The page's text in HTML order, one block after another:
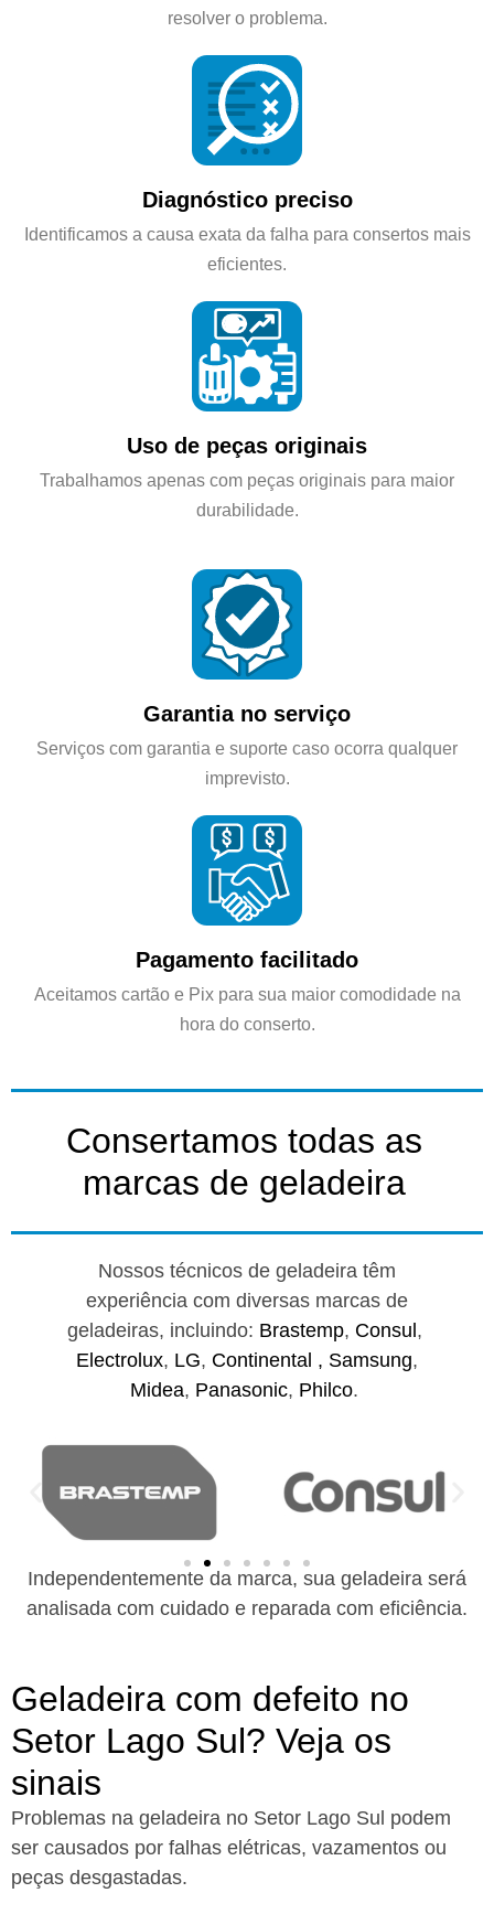
resolver o problema.
Diagnóstico preciso
Identificamos a causa exata da falha para consertos mais
eficientes.
Uso de peças originais
Trabalhamos apenas com peças originais para maior
durabilidade.
Garantia no serviço
Serviços com garantia e suporte caso ocorra qualquer
imprevisto.
Pagamento facilitado
Aceitamos cartão e Pix para sua maior comodidade na
hora do conserto.
Consertamos todas as
marcas de geladeira
Nossos técnicos de geladeira têm
experiência com diversas marcas de
geladeiras, incluindo: Brastemp, Consul ,
Electrolux, LG, Continental , Samsung,
Midea, Panasonic, Philco.
Independentemente da marca, sua geladeira será
analisada com cuidado e reparada com eficiência.
Geladeira com defeito no
Setor Lago Sul? Veja os
sinais
Problemas na geladeira no Setor Lago Sul podem
ser causados por falhas elétricas, vazamentos ou
peças desgastadas.